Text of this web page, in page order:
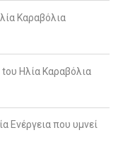
Καραβόλια
Ηλία Καραβόλια
που υμνεί